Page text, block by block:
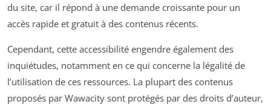
du site, car il répond à une demande croissante pour un
accès rapide et gratuit à des contenus récents.
Cependant, cette accessibilité engendre également des
inquiétudes, notamment en ce qui concerne la légalité de
l’utilisation de ces ressources. La plupart des contenus
proposés par Wawacity sont protégés par des droits d’auteur,